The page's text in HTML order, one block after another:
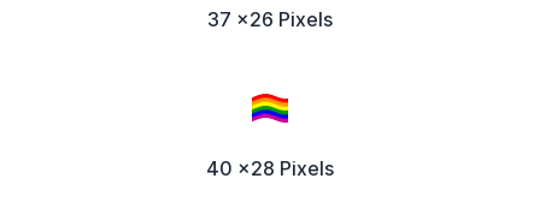
37 x26 Pixels
40 x28 Pixels